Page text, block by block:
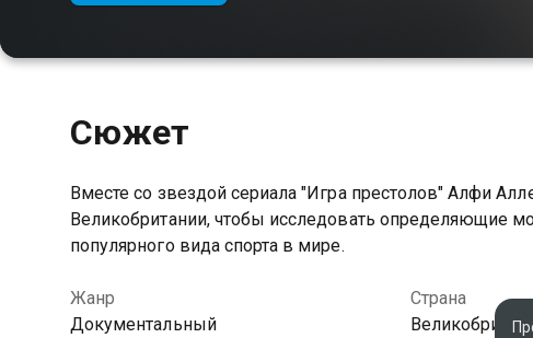
Сюжет
Вместе со звездой сериала "Игра престолов" Алфи
Великобритании, чтобы исследовать определяющие
популярного вида спорта в мире.
Жанр
Документальный
Страна